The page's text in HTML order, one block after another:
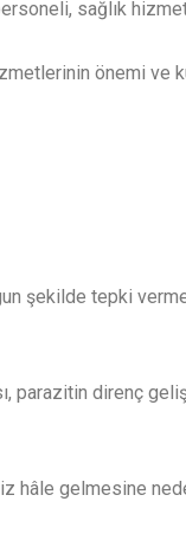
sağlık
önemi ve
şekilde tepki
parazitin direnç
hâle gelmesine